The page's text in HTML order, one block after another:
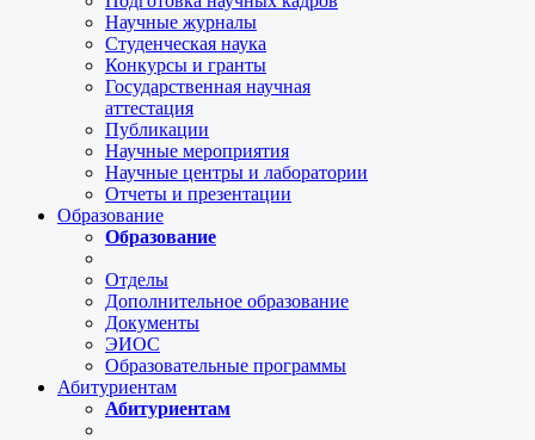
Научные журналы
Студенческая наука
Конкурсы и гранты
Государственная научная
аттестация
Публикации
Научные мероприятия
Научные центры и лаборатории
Отчеты и презентации
Образование
Образование
Отделы
Дополнительное образование
Документы
ЭИОС
Образовательные программы
Абитуриентам
Абитуриентам